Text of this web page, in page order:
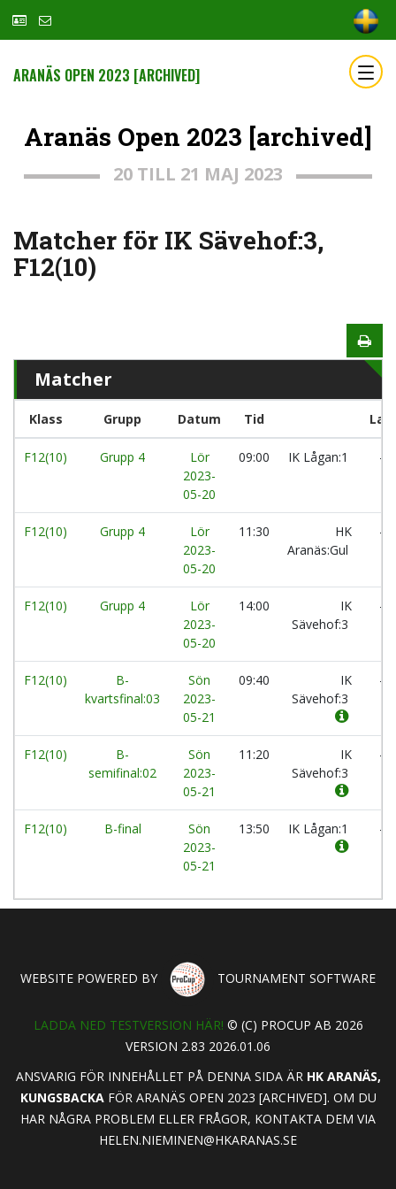
ARANÄS OPEN 2023 [ARCHIVED]
Aranäs Open 2023 [archived]
20 TILL 21 MAJ 2023
Matcher för IK Sävehof:3,
F12(10)
Matcher
Klass Grupp Datum Tid Lag
F12(10) Grupp 4
Lör
2023-
05-20
09:00 IK Lågan:1 -
F12(10) Grupp 4
Lör
2023-
05-20
11:30
HK
Aranäs:Gul
-
F12(10) Grupp 4
Lör
2023-
05-20
14:00
IK
Sävehof:3
-
F12(10)
B-
kvartsfinal:03
Sön
2023-
05-21
09:40
IK
Sävehof:3
-
F12(10)
B-
semifinal:02
Sön
2023-
05-21
11:20
IK
Sävehof:3
-
F12(10) B-final
Sön
2023-
05-21
13:50 IK Lågan:1 -
WEBSITE POWERED BY TOURNAMENT SOFTWARE
LADDA NED TESTVERSION HÄR! © (C) PROCUP AB 2026
VERSION 2.83 2026.01.06
ANSVARIG FÖR INNEHÅLLET PÅ DENNA SIDA ÄR HK ARANÄS,
KUNGSBACKAFÖR ARANÄS OPEN 2023 [ARCHIVED]. OM DU
HAR NÅGRA PROBLEM ELLER FRÅGOR, KONTAKTA DEM VIA
HELEN.NIEMINEN@HKARANAS.SE